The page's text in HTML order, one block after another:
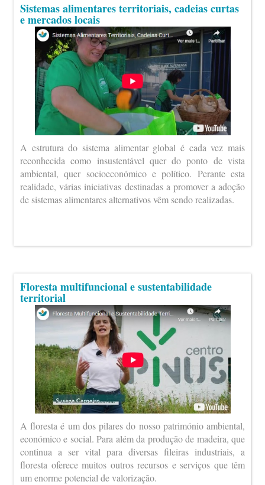
Sistemas alimentares territoriais, cadeias curtas
e mercados locais
A estrutura do sistema alimentar global é cada vez mais
reconhecida como insustentável quer do ponto de vista
ambiental, quer socioeconómico e político. Perante esta
realidade, várias iniciativas destinadas a promover a adoção
de sistemas alimentares alternativos vêm sendo realizadas.
Floresta multifuncional e sustentabilidade
territorial
A floresta é um dos pilares do nosso património ambiental,
económico e social. Para além da produção de madeira, que
continua a ser vital para diversas fileiras industriais, a
floresta oferece muitos outros recursos e serviços que têm
um enorme potencial de valorização.